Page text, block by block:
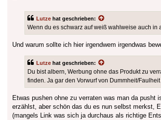
Lutze hat geschrieben:
Wenn du es schwarz auf weiß wahlweise auch
Und warum sollte ich hier irgendwem irgendwas
Lutze hat geschrieben:
Du bist albern, Werbung ohne das Produkt zu
finden. Ja gar den Vorwurf von Dummheit/
Etwas pushen ohne zu verraten was man da pusht
erzählst, aber schön das du es nun selbst merkst,
(mangels Link was sich ja durchaus als richtige